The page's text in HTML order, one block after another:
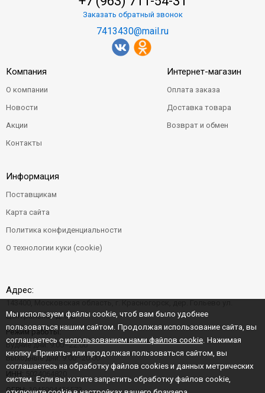
Заказать обратный звонок
7413430@mail.ru
Компания
О компании
Новости
Акции
Контакты
Интернет-магазин
Оплата заказа
Доставка товара
Возврат и обмен
Информация
Поставщикам
Карта сайта
Политика конфиденциальности
О технологии куки (cookie)
Адрес:
Центральная д. 6"Б"
Режим работы:
Будние дни: 9:00–22:00
Выходные дни: 9:00–20:00
ИНН:
ОГРН:1045004456573
Мы используем файлы cookie, чтоб вам было удобнее
пользоваться нашим сайтом. Продолжая использование сайта, вы
соглашаетесь с использованием нами файлов cookie . Нажимая
кнопку «Принять» или продолжая пользоваться сайтом, вы
соглашаетесь на обработку файлов cookies и данных метрических
систем. Если вы хотите запретить обработку файлов cookie,